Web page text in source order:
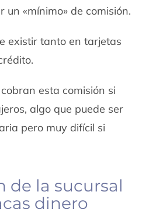
un «mínimo» de comisión.
existir tanto en tarjetas
esta comisión si
algo que puede ser
pero muy difícil si
de la sucursal
dinero